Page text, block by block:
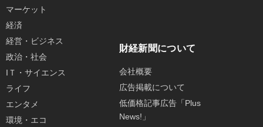
マーケット
経済
経営・ビジネス
政治・社会
IＴ・サイエンス
ライフ
エンタメ
環境・エコ
財経新聞について
会社概要
広告掲載について
低価格記事広告「Plus
News!」